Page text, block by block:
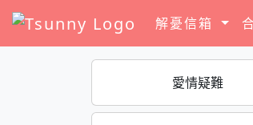
解憂信箱
愛情疑難